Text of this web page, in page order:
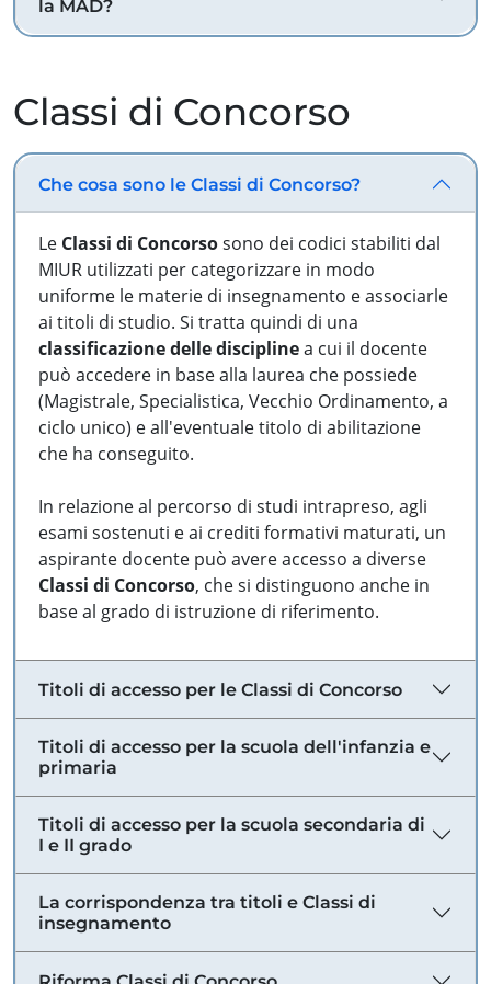
la MAD?
Classi di Concorso
Che cosa sono le Classi di Concorso?
Le Classi di Concorsosono dei codici stabiliti dal
MIUR utilizzati per categorizzare in modo
uniforme le materie di insegnamento e associarle
ai titoli di studio. Si tratta quindi di una
classificazione delle disciplinea cui il docente
può accedere in base alla laurea che possiede
(Magistrale, Specialistica, Vecchio Ordinamento, a
ciclo unico) e all'eventuale titolo di abilitazione
che ha conseguito.
In relazione al percorso di studi intrapreso, agli
esami sostenuti e ai crediti formativi maturati, un
aspirante docente può avere accesso a diverse
Classi di Concorso, che si distinguono anche in
base al grado di istruzione di riferimento.
Titoli di accesso per le Classi di Concorso
Titoli di accesso per la scuola dell'infanzia e
primaria
Titoli di accesso per la scuola secondaria di
I e II grado
La corrispondenza tra titoli e Classi di
insegnamento